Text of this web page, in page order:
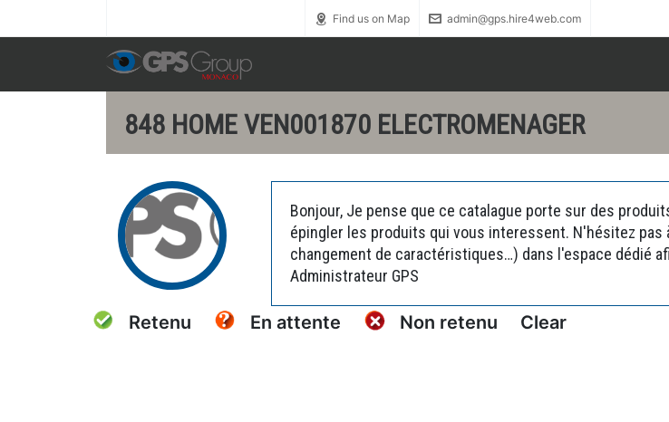
Find us on Map admin@gps.hire4web.com
848 HOME VEN001870 ELECTROMENAGER
Retenu En attente Non retenu Clear
Bonjour, Je pense que ce catalague porte sur des
épingler les produits qui vous interessent. N'hésitez
changement de caractéristiques…) dans l'espace dédié
Administrateur GPS